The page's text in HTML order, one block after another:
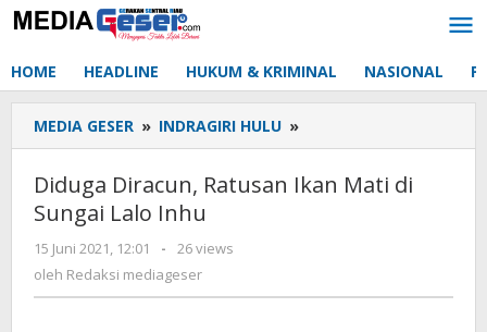
Lewati
ke
HOME HEADLINE HUKUM & KRIMINAL NASIONAL
MEDIA GESER » INDRAGIRI HULU »
Diracun,
Ratusan
Ikan
Diduga Diracun, Ratusan Ikan Mati di
Sungai Lalo Inhu
15 Juni 2021, 12:01
oleh
Redaksi
mediageser
-
26 views
oleh Redaksi mediageser